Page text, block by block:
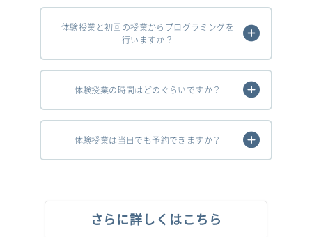
体験授業と初回の授業からプログラミングを
行いますか？
体験授業の時間はどのぐらいですか？
体験授業は当日でも予約できますか？
さらに詳しくはこちら